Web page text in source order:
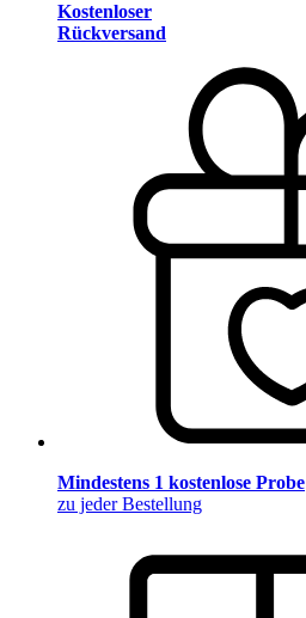
Kostenloser
Rückversand
Mindestens 1 kostenlose Probe
zu jeder Bestellung